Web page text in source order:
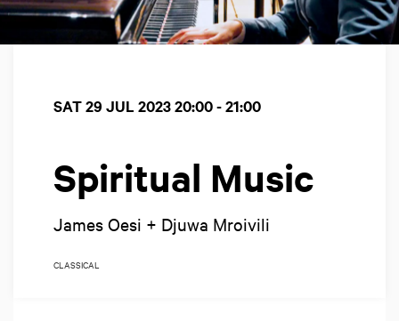
Spiritual Music
James Oesi + Djuwa Mroivili
SAT 29 JUL 202320:00 - 21:00
CLASSICAL